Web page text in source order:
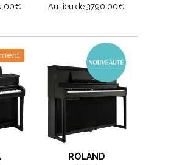
Au lieu de 3790.00€
ROLAND